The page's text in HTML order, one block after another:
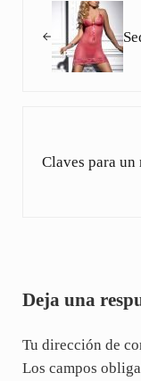
Claves para
Deja una
Tu dirección de
Los campos